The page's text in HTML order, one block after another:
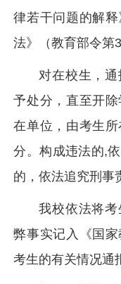
律若干问题的解
法》（教育部令第
对在校生，
予处分，直至开
在单位，由考生
分。构成违法的,
的，依法追究刑事
我校依法将
弊事实记入《国
考生的有关情况通